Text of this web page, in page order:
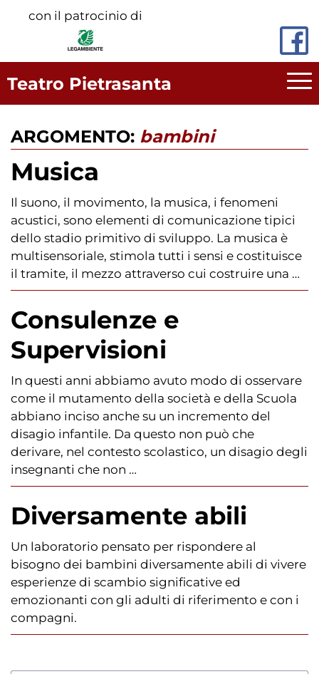
con il patrocinio di
Teatro Pietrasanta
ARGOMENTO: bambini
Musica
Il suono, il movimento, la musica, i fenomeni
acustici, sono elementi di comunicazione tipici
dello stadio primitivo di sviluppo. La musica è
multisensoriale, stimola tutti i sensi e costituisce
il tramite, il mezzo attraverso cui costruire una …
Consulenze e
Supervisioni
In questi anni abbiamo avuto modo di osservare
come il mutamento della società e della Scuola
abbiano inciso anche su un incremento del
disagio infantile. Da questo non può che
derivare, nel contesto scolastico, un disagio degli
insegnanti che non …
Diversamente abili
Un laboratorio pensato per rispondere al
bisogno dei bambini diversamente abili di vivere
esperienze di scambio significative ed
emozionanti con gli adulti di riferimento e con i
compagni.